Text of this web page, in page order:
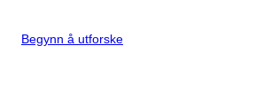
Begynn å utforske